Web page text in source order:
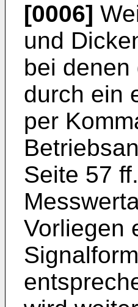
[0006]
und
bei denen
durch ein
per
Seite 57 ff.
Vorliegen